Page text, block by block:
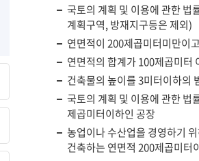
국토의 계획 및 이용에 관한 법
계획구역, 방재지구등은 제외)
연면적이 200제곱미터미만이
연면적의 합계가 100제곱미터
건축물의 높이를 3미터이하의
국토의 계획 및 이용에 관한 법
제곱미터이하인 공장
농업이나 수산업을 경영하기
건축하는 연면적 200제곱미터